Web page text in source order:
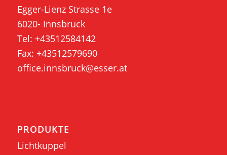
Egger-Lienz Strasse 1e
6020- Innsbruck
Tel: +43512584142
Fax: +43512579690
office.innsbruck@esser.at
PRODUKTE
Lichtkuppel